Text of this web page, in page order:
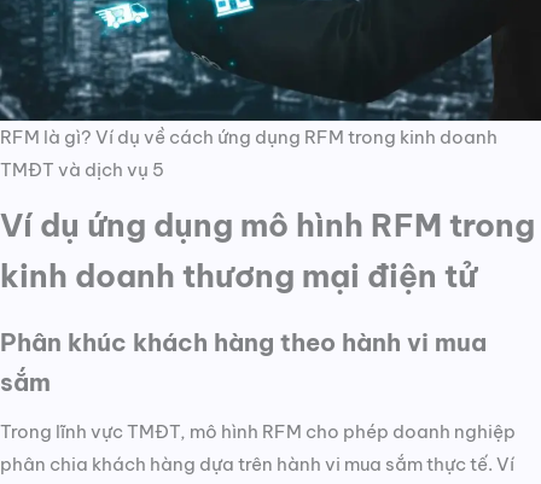
RFM là gì? Ví dụ về cách ứng dụng RFM trong kinh doanh
TMĐT và dịch vụ 5
Ví dụ ứng dụng mô hình RFM trong
kinh doanh thương mại điện tử
Phân khúc khách hàng theo hành vi mua
sắm
Trong lĩnh vực TMĐT, mô hình RFM cho phép doanh nghiệp
phân chia khách hàng dựa trên hành vi mua sắm thực tế. Ví